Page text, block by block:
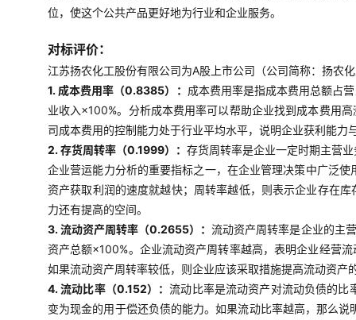
位，使这个公共产品更好地为行业和企业服务。
对标评价：
江苏扬农化工股份有限公司为A股上市公司（公司简称：扬
1. 成本费用率（0.8385）： 成本费用率是指成本费用总额占
业收入×100%。分析成本费用率可以帮助企业找到成本费用
司成本费用的控制能力处于行业平均水平，说明企业获利能力
2. 存货周转率（0.1999）：存货周转率是企业一定时期主营
企业营运能力分析的重要指标之一，在企业管理决策中广泛
资产获取利润的速度就越快；周转率越低，则表示企业存在
力还有提高的空间。
3. 流动资产周转率（0.2655）：流动资产周转率是企业的主
资产总额×100%。企业流动资产周转率越高，表明企业经营
如果流动资产周转率较低，则企业应该采取措施提高流动资
4. 流动比率（0.152）：流动比率是流动资产对流动负债的
变为现金的用于偿还负债的能力。如果流动比率越高，那么